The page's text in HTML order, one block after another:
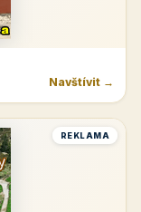
Navštívit →
REKLAMA